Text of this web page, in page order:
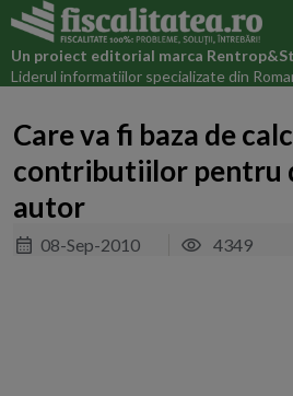
Un proiect editorial marca
Liderul informatiilor specializate din
Care va fi baza de
contributiilor pentru
autor
08-Sep-2010 4349